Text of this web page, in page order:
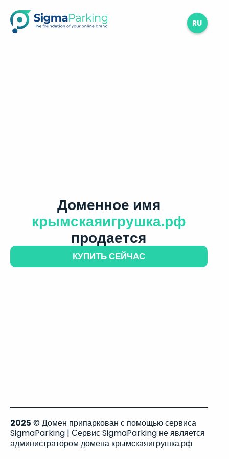
RU
Доменное имя
крымскаяигрушка.рф
продается
КУПИТЬ СЕЙЧАС
2025 © Домен припаркован с помощью сервиса
SigmaParking | Сервис SigmaParking не является
администратором домена крымскаяигрушка.рф